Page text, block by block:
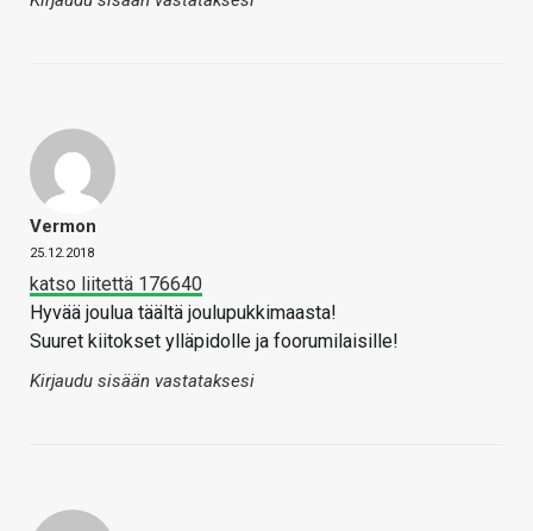
Vermon
25.12.2018
katso liitettä 176640
Hyvää joulua täältä joulupukkimaasta!
Suuret kiitokset ylläpidolle ja foorumilaisille!
Kirjaudu sisään vastataksesi